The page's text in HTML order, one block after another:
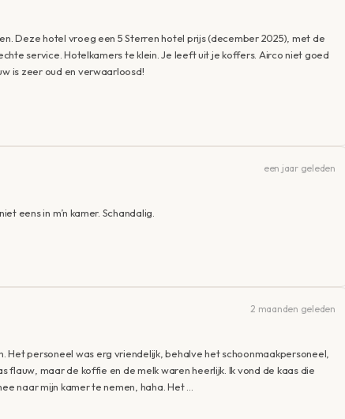
Deze hotel vroeg een 5 Sterren hotel prijs (december 2025), met de
service. Hotelkamers te klein. Je leeft uit je koffers. Airco niet goed
is zeer oud en verwaarloosd!
een jaar geleden
eens in m’n kamer. Schandalig.
2 maanden geleden
Het personeel was erg vriendelijk, behalve het schoonmaakpersoneel,
maar de koffie en de melk waren heerlijk. Ik vond de kaas die
naar mijn kamer te nemen, haha. Het …